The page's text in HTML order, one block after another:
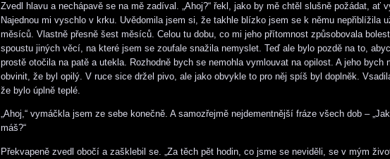
Zvedl hlavu a nechápavě se na mě zadíval. „Ahoj?“ řekl, jako by mě chtěl slušně požádat, ať
Najednou mi vyschlo v krku. Uvědomila jsem si, že takhle blízko jsem se k němu nepřiblížila
měsíců. Vlastně přesně šest měsíců. Celou tu dobu, co mi jeho přítomnost způsobovala
spoustu jiných věcí, na které jsem se zoufale snažila nemyslet. Teď ale bylo pozdě na to,
prostě otočila na patě a utekla. Rozhodně bych se nemohla vymlouvat na opilost. A jeho bych
obvinit, že byl opilý. V ruce sice držel pivo, ale jako obvykle to pro něj spíš byl doplněk.
že bylo úplně teplé.
„Ahoj,“ vymáčkla jsem ze sebe konečně. A samozřejmě nejdementnější fráze všech dob –
máš?“
Překvapeně zvedl obočí a zašklebil se. „Za těch pět hodin, co jsme se neviděli, se v mým